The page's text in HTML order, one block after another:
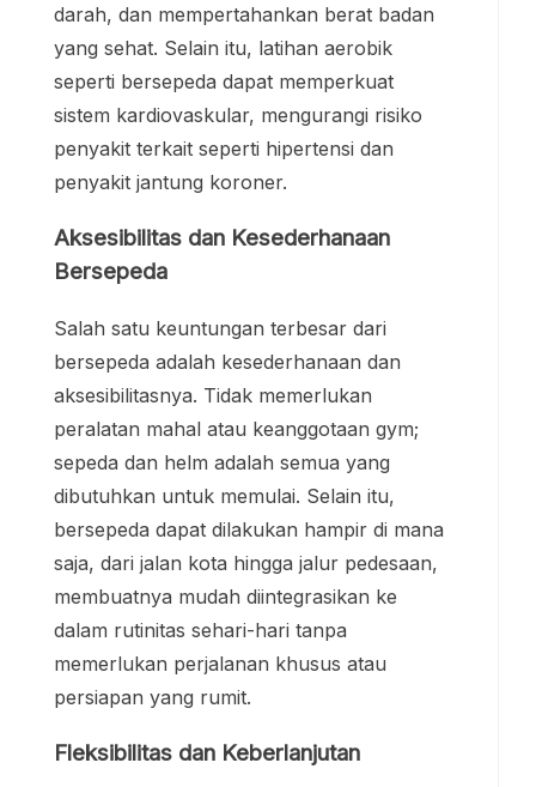
darah, dan mempertahankan berat badan
yang sehat. Selain itu, latihan aerobik
seperti bersepeda dapat memperkuat
sistem kardiovaskular, mengurangi risiko
penyakit terkait seperti hipertensi dan
penyakit jantung koroner.
Aksesibilitas dan Kesederhanaan
Bersepeda
Salah satu keuntungan terbesar dari
bersepeda adalah kesederhanaan dan
aksesibilitasnya. Tidak memerlukan
peralatan mahal atau keanggotaan gym;
sepeda dan helm adalah semua yang
dibutuhkan untuk memulai. Selain itu,
bersepeda dapat dilakukan hampir di mana
saja, dari jalan kota hingga jalur pedesaan,
membuatnya mudah diintegrasikan ke
dalam rutinitas sehari-hari tanpa
memerlukan perjalanan khusus atau
persiapan yang rumit.
Fleksibilitas dan Keberlanjutan